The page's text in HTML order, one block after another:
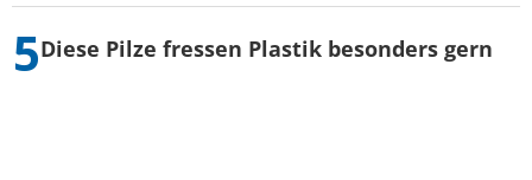
Diese Pilze fressen Plastik besonders gern